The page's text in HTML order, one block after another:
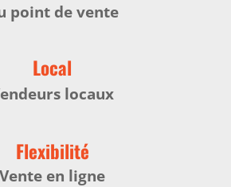
point de vente
Local
locaux
Flexibilité
Vente en ligne